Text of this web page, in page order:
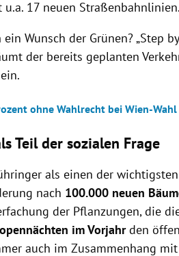
17 neuen
ein Wunsch der Grünen? „Step
der bereits geplanten
ohne Wahlrecht bei Wien-Wahl
Teil der sozialen Frage
als einen der
nach 100.000 neuen
der Pflanzungen, die
im Vorjahrden
auch im Zusammenhang